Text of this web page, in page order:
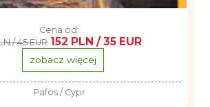
Cena od:
/ 45 EUR 152 PLN / 35 EUR
zobacz więcej
Pafos / Cypr